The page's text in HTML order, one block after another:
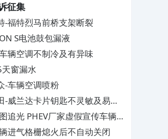
征集
-福特烈马前桥支架断裂
S电池鼓包漏液
辆空调不制冷及有异味
窗漏水
-车辆空调喷粉
-威兰达卡片钥匙不灵敏及易消
追光 PHEV厂家虚假宣传车辆配
进气格栅熄火后不自动关闭